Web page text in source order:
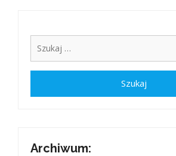
Archiwum: